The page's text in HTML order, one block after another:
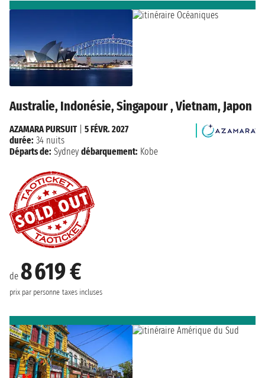
Australie, Indonésie, Singapour , Vietnam, Japon
de 8 619 €
prix par personne taxes incluses
AZAMARA PURSUIT| 5 FÉVR. 2027
durée: 34 nuits
Départs de: Sydney débarquement: Kobe